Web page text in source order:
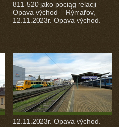
811-520 jako pociąg relacji
Opava východ – Rýmařov,
12.11.2023r. Opava východ.
12.11.2023r. Opava východ.